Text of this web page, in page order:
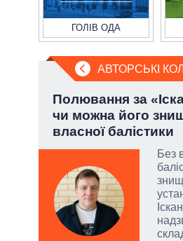
ГОЛІВ ОДА
АВТОРСЬКІ
Полювання за
чи можна його
власної балістики
Без